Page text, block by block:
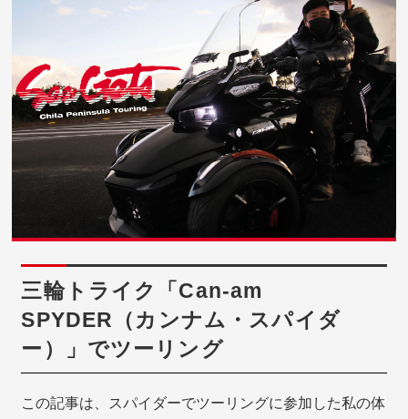
三輪トライク「Can-am
SPYDER（カンナム・スパイダ
ー）」でツーリング
この記事は、スパイダーでツーリングに参加した私の体